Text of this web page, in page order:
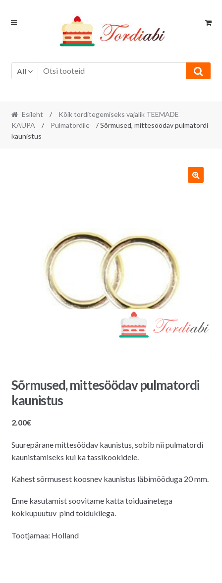
Skip
Skip
All
Esileht /
Kõik torditegemiseks vajalik TEEMADE
KAUPA
/ Pulmatordile
/ Sõrmused, mittesöödav pulmatordi
kaunistus
Sõrmused, mittesöödav pulmatordi
kaunistus
2.00€
Suurepärane mittesöödav kaunistus, sobib nii pulmatordi
kaunistamiseks kui ka tassikookidele.
Kahest sõrmusest koosnev kaunistus läbimõõduga 20 mm.
Enne kasutamist soovitame katta toiduainetega
kokkupuutuv pind toidukilega.
Tootjamaa: Holland